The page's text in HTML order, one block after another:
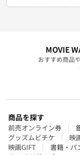
MOVIE
おすすめ商品
商品を探す
前売オンライン券
グッズムビチケ
映
映画GIFT
書籍・パ